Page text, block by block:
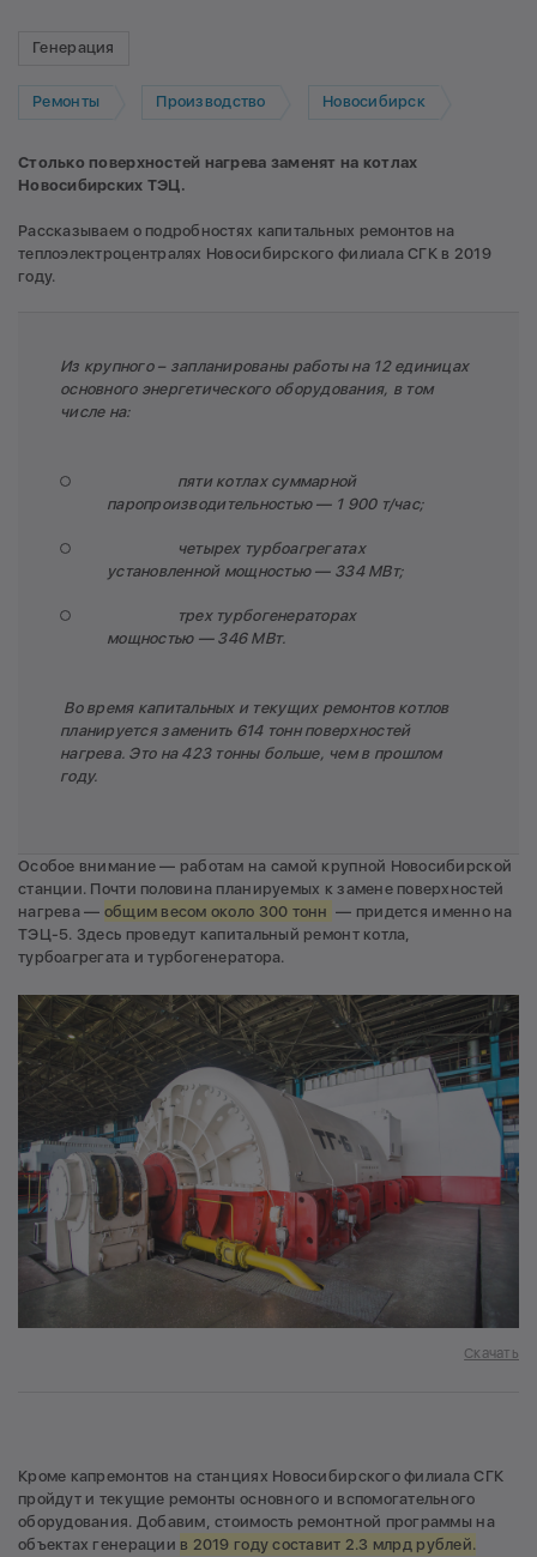
Генерация
Ремонты Производство Новосибирск
Столько поверхностей нагрева заменят на котлах
Новосибирских ТЭЦ.
Рассказываем о подробностях капитальных ремонтов на
теплоэлектроцентралях Новосибирского филиала СГК в 2019
году.
Из крупного – запланированы работы на 12 единицах
основного энергетического оборудования, в том
числе на:
пяти котлах суммарной
паропроизводительностью — 1 900 т/час;
четырех турбоагрегатах
установленной мощностью — 334 МВт;
трех турбогенераторах
мощностью — 346 МВт.
Во время капитальных и текущих ремонтов котлов
планируется заменить 614 тонн поверхностей
нагрева. Это на 423 тонны больше, чем в прошлом
году.
Особое внимание — работам на самой крупной Новосибирской
станции. Почти половина планируемых к замене поверхностей
нагрева — общим весом около 300 тонн — придется именно на
ТЭЦ-5. Здесь проведут капитальный ремонт котла,
турбоагрегата и турбогенератора.
Скачать
Кроме капремонтов на станциях Новосибирского филиала СГК
пройдут и текущие ремонты основного и вспомогательного
оборудования. Добавим, стоимость ремонтной программы на
объектах генерации в 2019 году составит 2.3 млрд рублей.